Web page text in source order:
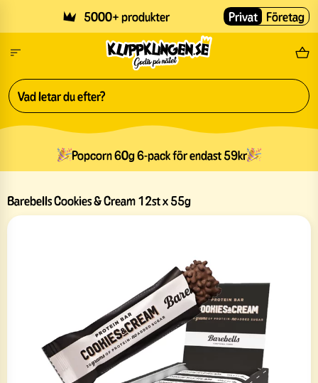
5000+ produkter Fri
Privat Företag
Popcorn 60g 6-pack för endast 59kr
Barebells Cookies & Cream 12st x 55g